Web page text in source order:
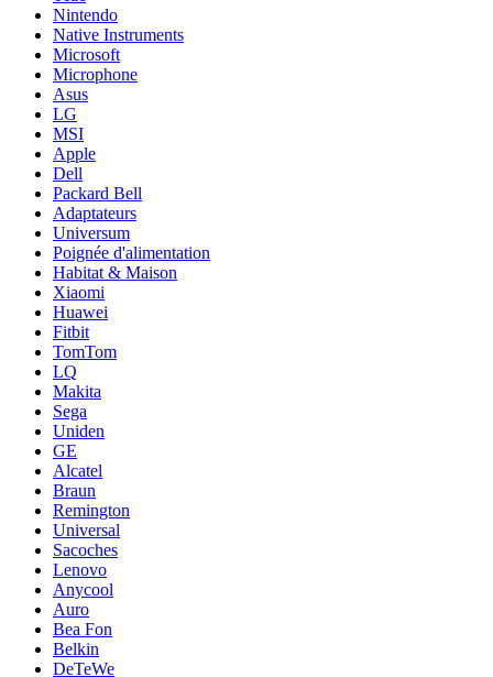
Nintendo
Native Instruments
Microsoft
Microphone
Asus
LG
MSI
Apple
Dell
Packard Bell
Adaptateurs
Universum
Poignée d'alimentation
Habitat & Maison
Xiaomi
Huawei
Fitbit
TomTom
LQ
Makita
Sega
Uniden
GE
Alcatel
Braun
Remington
Universal
Sacoches
Lenovo
Anycool
Auro
Bea Fon
Belkin
DeTeWe